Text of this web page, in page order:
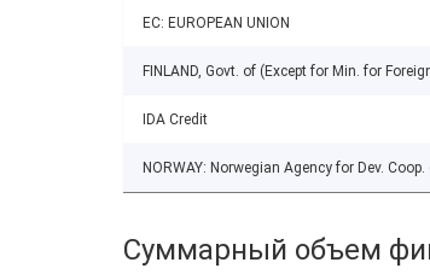
EC: EUROPEAN UNION
FINLAND, Govt. of (Except for Min. for
IDA Credit
NORWAY: Norwegian Agency for Dev. Coop.
Суммарный объем